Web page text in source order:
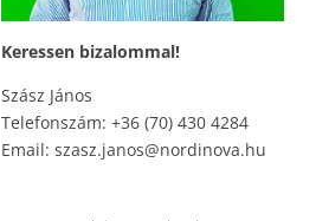
Keressen bizalommal!
Szász János
Telefonszám: +36 (70) 430 4284
Email: szasz.janos@nordinova.hu